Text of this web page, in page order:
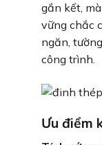
gắn kết,
vững chắc
ngăn,
công trình.
Ưu điểm